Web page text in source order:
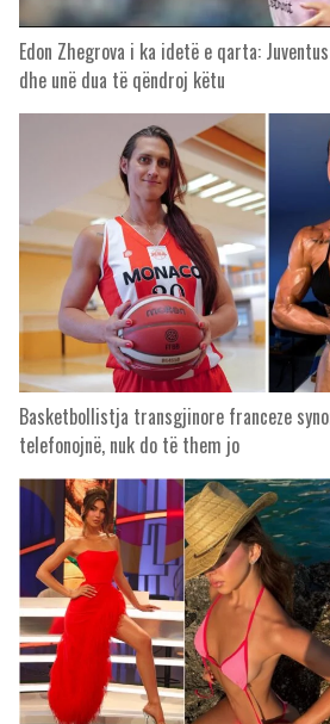
Edon Zhegrova i ka idetë e qarta:
dhe unë dua të qëndroj këtu
Basketbollistja transgjinore franceze
telefonojnë, nuk do të them jo